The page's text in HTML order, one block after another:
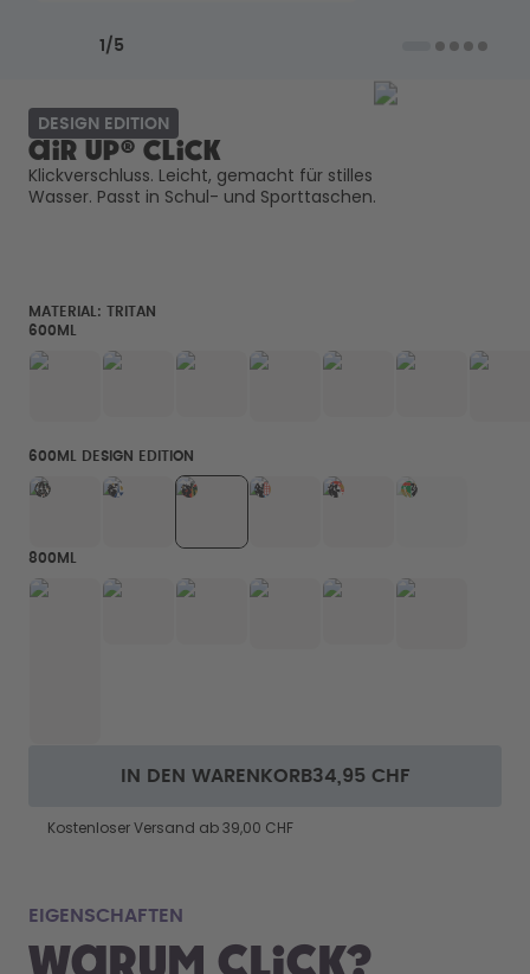
Hilfe & FAQ
1 /5
DESIGN EDITION
air up® Click
Klickverschluss. Leicht, gemacht für stilles
Wasser. Passt in Schul- und Sporttaschen.
MATERIAL: TRITAN
600ML
600ML DESIGN EDITION
800ML
IN DEN WARENKORB34,95 CHF
Kostenloser Versand ab 39,00 CHF
EIGENSCHAFTEN
Warum Click?